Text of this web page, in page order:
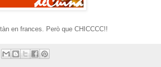
en frances. Però que CHICCCC!!